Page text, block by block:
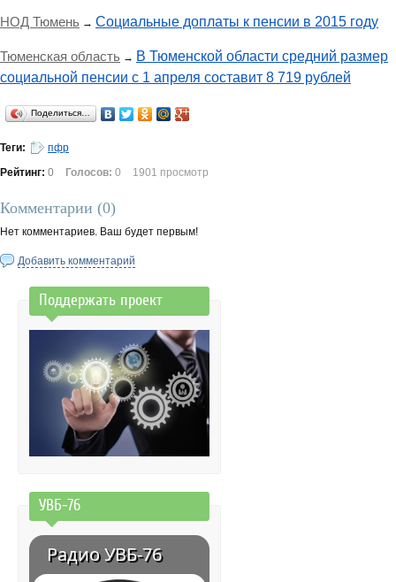
НОД Тюмень → Социальные доплаты к пенсии в 2015 году
Тюменская область → В Тюменской области средний размер
социальной пенсии с 1 апреля составит 8 719 рублей
Поделиться…
Теги:
пфр
Рейтинг: 0 Голосов: 0 1901 просмотр
Комментарии (0)
Нет комментариев. Ваш будет первым!
Добавить комментарий
Поддержать проект
УВБ-76
Радио УВБ-76